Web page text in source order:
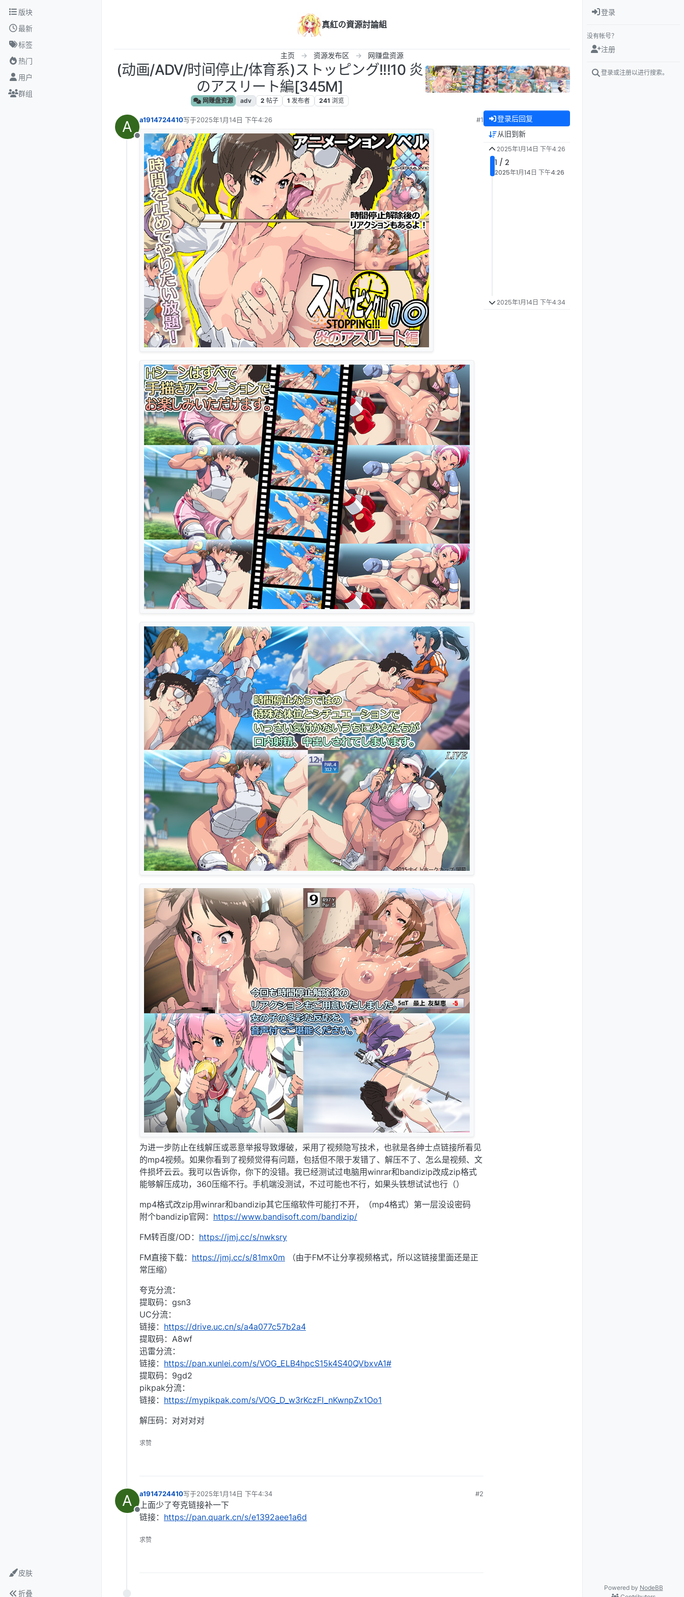
跳转至内容
版块
最新
标签
热门
用户
群组
皮肤
折叠
真紅の資源討論組
主页 资源发布区 网赚盘资源
(动画/ADV/时间停止/体育系)ストッピング!!!10 炎
のアスリート編[345M]
网赚盘资源 adv 2 帖子 1 发布者 241 浏览
A
离线
a1914724410写于2025年1月14日 下午4:26
最后由 编辑
#1
为进一步防止在线解压或恶意举报导致爆破，采用了视频隐写技术，也就是各绅士点链接所看见
的mp4视频。如果你看到了视频觉得有问题，包括但不限于发错了、解压不了、怎么是视频、文
件损坏云云。我可以告诉你，你下的没错。我已经测试过电脑用winrar和bandizip改成zip格式
能够解压成功，360压缩不行。手机端没测试，不过可能也不行，如果头铁想试试也行（）
mp4格式改zip用winrar和bandizip其它压缩软件可能打不开，（mp4格式）第一层没设密码
附个bandizip官网： https://www.bandisoft.com/bandizip/
FM转百度/OD： https://jmj.cc/s/nwksry
FM直接下载： https://jmj.cc/s/81mx0m （由于FM不让分享视频格式，所以这链接里面还是正
常压缩）
夸克分流：
提取码：gsn3
UC分流：
链接： https://drive.uc.cn/s/a4a077c57b2a4
提取码：A8wf
迅雷分流：
链接： https://pan.xunlei.com/s/VOG_ELB4hpcS15k4S40QVbxvA1#
提取码：9gd2
pikpak分流：
链接： https://mypikpak.com/s/VOG_D_w3rKczFI_nKwnpZx1Oo1
解压码：对对对对
求赞
A
离线
a1914724410写于2025年1月14日 下午4:34
最后由 编辑
#2
上面少了夸克链接补一下
链接： https://pan.quark.cn/s/e1392aee1a6d
求赞
登录后回复
从旧到新
2025年1月14日 下午4:26
1 / 2
2025年1月14日 下午4:26
2025年1月14日 下午4:34
登录
没有帐号？
注册
登录或注册以进行搜索。
Powered by NodeBB